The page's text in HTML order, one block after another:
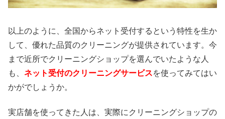
以上のように、全国からネット受付するという特性を生か
して、優れた品質のクリーニングが提供されています。今
まで近所でクリーニングショップを選んでいたような人
も、 ネット受付のクリーニングサービスを使ってみてはい
かがでしょうか。
実店舗を使ってきた人は、実際にクリーニングショップの